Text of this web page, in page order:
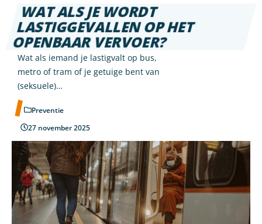
WAT ALS JE WORDT
LASTIGGEVALLEN OP HET
OPENBAAR VERVOER?
Wat als iemand je lastigvalt op bus,
metro of tram of je getuige bent van
(seksuele)…
Preventie
27 november 2025